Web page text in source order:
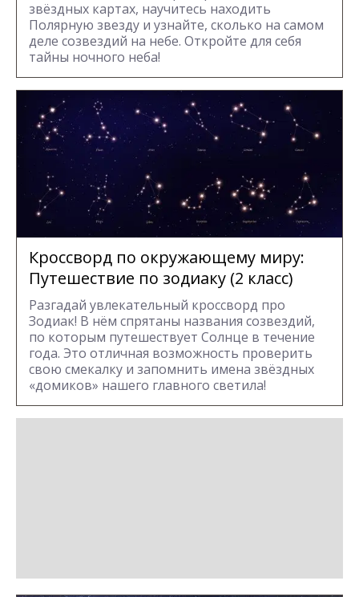
звёздных картах, научитесь находить
Полярную звезду и узнайте, сколько на самом
деле созвездий на небе. Откройте для себя
тайны ночного неба!
Кроссворд по окружающему миру:
Путешествие по зодиаку (2 класс)
Разгадай увлекательный кроссворд про
Зодиак! В нём спрятаны названия созвездий,
по которым путешествует Солнце в течение
года. Это отличная возможность проверить
свою смекалку и запомнить имена звёздных
«домиков» нашего главного светила!